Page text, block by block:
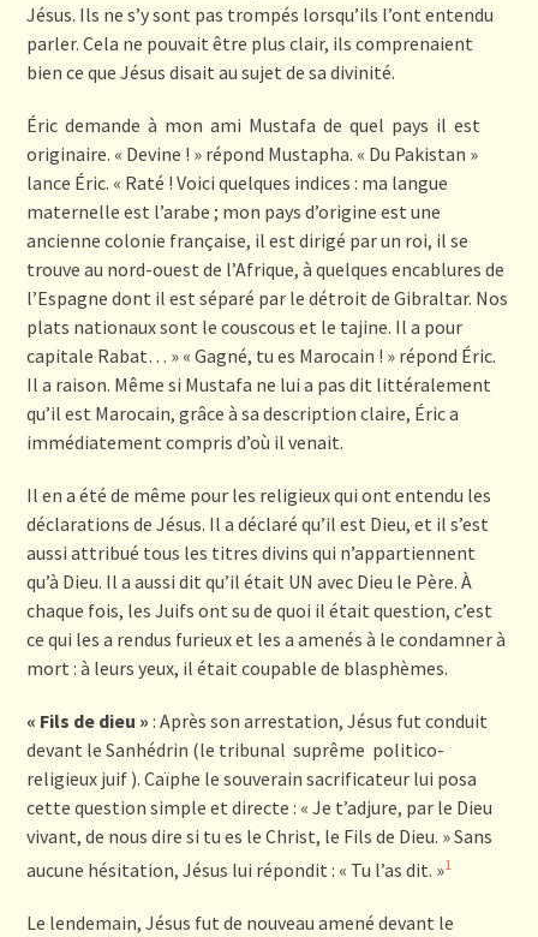
Jésus. Ils ne s’y sont pas trompés lorsqu’ils l’ont entendu
parler. Cela ne pouvait être plus clair, ils comprenaient
bien ce que Jésus disait au sujet de sa divinité.
Éric demande à mon ami Mustafa de quel pays il est
originaire. « Devine ! » répond Mustapha. « Du Pakistan »
lance Éric. « Raté ! Voici quelques indices : ma langue
maternelle est l’arabe ; mon pays d’origine est une
ancienne colonie française, il est dirigé par un roi, il se
trouve au nord-ouest de l’Afrique, à quelques encablures de
l’Espagne dont il est séparé par le détroit de Gibraltar. Nos
plats nationaux sont le couscous et le tajine. Il a pour
capitale Rabat… » « Gagné, tu es Marocain ! » répond Éric.
Il a raison. Même si Mustafa ne lui a pas dit littéralement
qu’il est Marocain, grâce à sa description claire, Éric a
immédiatement compris d’où il venait.
Il en a été de même pour les religieux qui ont entendu les
déclarations de Jésus. Il a déclaré qu’il est Dieu, et il s’est
aussi attribué tous les titres divins qui n’appartiennent
qu’à Dieu. Il a aussi dit qu’il était UN avec Dieu le Père. À
chaque fois, les Juifs ont su de quoi il était question, c’est
ce qui les a rendus furieux et les a amenés à le condamner à
mort : à leurs yeux, il était coupable de blasphèmes.
« Fils de dieu »: Après son arrestation, Jésus fut conduit
devant le Sanhédrin (le tribunal suprême politico-
religieux juif ). Caïphe le souverain sacrificateur lui posa
cette question simple et directe : « Je t’adjure, par le Dieu
vivant, de nous dire si tu es le Christ, le Fils de Dieu. » Sans
aucune hésitation, Jésus lui répondit : « Tu l’as dit. »1
Le lendemain, Jésus fut de nouveau amené devant le